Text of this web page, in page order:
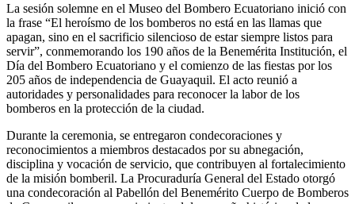
La sesión solemne en el Museo del Bombero Ecuatoriano inició con
la frase “El heroísmo de los bomberos no está en las llamas que
apagan, sino en el sacrificio silencioso de estar siempre listos para
servir”, conmemorando los 190 años de la Benemérita Institución, el
Día del Bombero Ecuatoriano y el comienzo de las fiestas por los
205 años de independencia de Guayaquil. El acto reunió a
autoridades y personalidades para reconocer la labor de los
bomberos en la protección de la ciudad.
Durante la ceremonia, se entregaron condecoraciones y
reconocimientos a miembros destacados por su abnegación,
disciplina y vocación de servicio, que contribuyen al fortalecimiento
de la misión bomberil. La Procuraduría General del Estado otorgó
una condecoración al Pabellón del Benemérito Cuerpo de Bomberos